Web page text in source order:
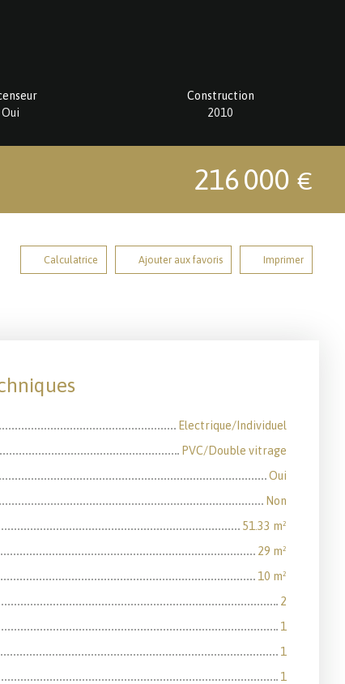
Oui
Construction
2010
216 000 €
Calculatrice Ajouter aux favoris Imprimer
Electrique/Individuel
PVC/Double vitrage
Oui
Non
51.33 m²
29 m²
10 m²
2
1
1
1